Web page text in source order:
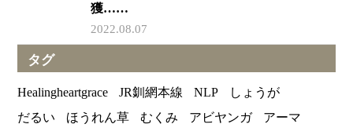
獲……
2022.08.07
タグ
Healingheartgrace JR釧網本線 NLP
しょうが
だるい
ほうれん草 むくみ アビヤンガ
アーマ